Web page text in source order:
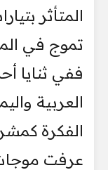
المتأثر
تموج في
ففي ثنايا
العربية
الفكرة
عرفت